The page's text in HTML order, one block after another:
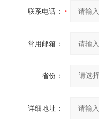
联系电话：
常用邮箱：
省份：
详细地址：